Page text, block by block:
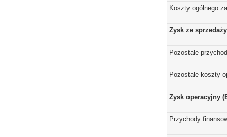
Koszty ogólnego
Zysk ze sprzedaży
Pozostałe
Pozostałe koszty
Zysk operacyjny
Przychody